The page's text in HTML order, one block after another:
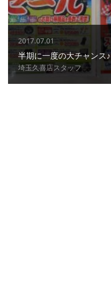
2017.07.01
半期に一度の大チャンス♪
埼玉久喜店スタッフ